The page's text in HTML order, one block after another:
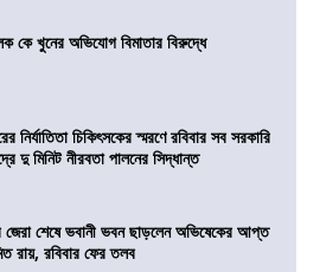
কে খুনের অভিযোগ বিমাতার বিরুদ্ধে
নির্যাতিতা চিকিৎসকের স্মরণে রবিবার সব সরকারি
দু মিনিট নীরবতা পালনের সিদ্ধান্ত
জেরা শেষে ভবানী ভবন ছাড়লেন অভিষেকের আপ্ত
রায়, রবিবার ফের তলব